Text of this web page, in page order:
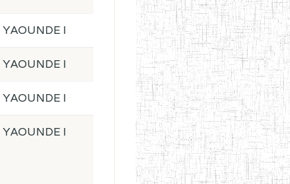
YAOUNDE I
YAOUNDE I
YAOUNDE I
YAOUNDE I